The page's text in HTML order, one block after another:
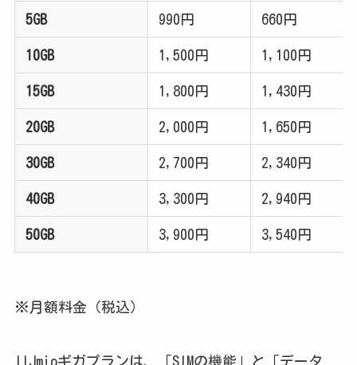
5GB 990円 660円
10GB 1,500円 1,100円
15GB 1,800円 1,430円
20GB 2,000円 1,650円
30GB 2,700円 2,340円
40GB 3,300円 2,940円
50GB 3,900円 3,540円
※月額料金（税込）
IIJmioギガプランは、「SIMの機能」と「データ